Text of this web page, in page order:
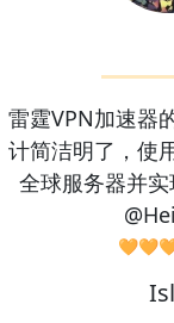
雷霆VPN加速器
计简洁明了，使
全球服务器并实